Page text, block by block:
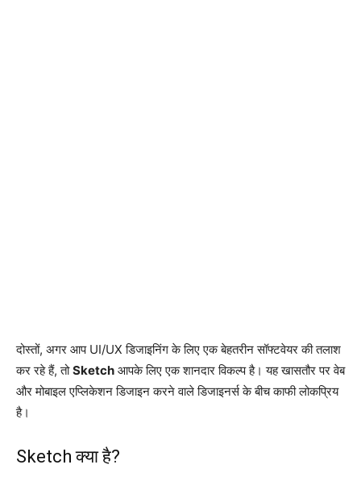
दोस्तों, अगर आप UI/UX डिजाइनिंग के लिए एक बेहतरीन सॉफ्टवेयर की तलाश
कर रहे हैं, तोSketch आपके लिए एक शानदार विकल्प है। यह खासतौर पर वेब
और मोबाइल एप्लिकेशन डिजाइन करने वाले डिजाइनर्स के बीच काफी लोकप्रिय
है।
Sketch क्या है?